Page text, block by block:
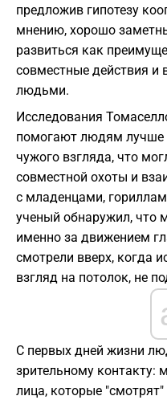
предложив гипотезу
мнению, хорошо
развиться как
совместные действия и
людьми.
Исследования
помогают людям лучше
чужого взгляда, что
совместной охоты и
с младенцами,
ученый обнаружил, что
именно за движением
смотрели вверх, когда
взгляд на потолок, не
С первых дней жизни
зрительному контакту:
лица, которые